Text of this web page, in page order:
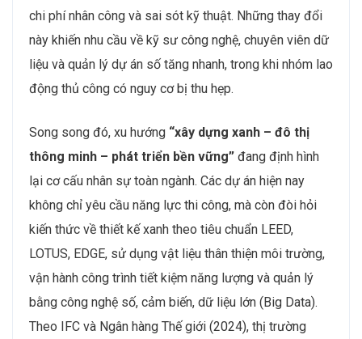
chi phí nhân công và sai sót kỹ thuật. Những thay đổi
này khiến nhu cầu về kỹ sư công nghệ, chuyên viên dữ
liệu và quản lý dự án số tăng nhanh, trong khi nhóm lao
động thủ công có nguy cơ bị thu hẹp.
Song song đó, xu hướng “xây dựng xanh – đô thị
thông minh – phát triển bền vững” đang định hình
lại cơ cấu nhân sự toàn ngành. Các dự án hiện nay
không chỉ yêu cầu năng lực thi công, mà còn đòi hỏi
kiến thức về thiết kế xanh theo tiêu chuẩn LEED,
LOTUS, EDGE, sử dụng vật liệu thân thiện môi trường,
vận hành công trình tiết kiệm năng lượng và quản lý
bằng công nghệ số, cảm biến, dữ liệu lớn (Big Data).
Theo IFC và Ngân hàng Thế giới (2024), thị trường